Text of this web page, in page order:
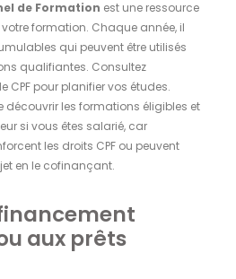
de Formation est une ressource
formation. Chaque année, il
qui peuvent être utilisés
qualifiantes. Consultez
CPF pour planifier vos études.
découvrir les formations éligibles et
si vous êtes salarié, car
les droits CPF ou peuvent
en le cofinançant.
aux prêts